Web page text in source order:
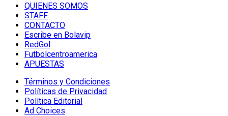
QUIENES SOMOS
STAFF
CONTACTO
Escribe en Bolavip
RedGol
Futbolcentroamerica
APUESTAS
Términos y Condiciones
Políticas de Privacidad
Política Editorial
Ad Choices